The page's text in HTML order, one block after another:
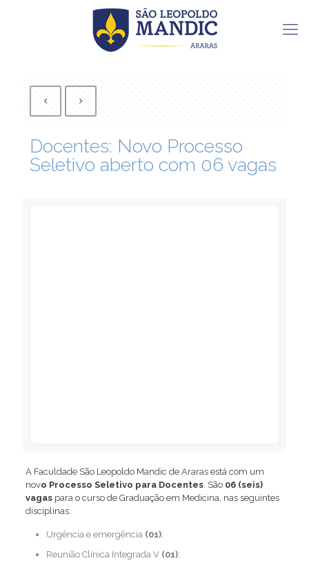
Docentes: Novo Processo
Seletivo aberto com 06 vagas
A Faculdade São Leopoldo Mandic de Araras está com um
novo Processo Seletivo para Docentes. São 06 (seis)
vagaspara o curso de Graduação em Medicina, nas seguintes
disciplinas:
Urgência e emergência (01);
Reunião Clínica Integrada V (01);